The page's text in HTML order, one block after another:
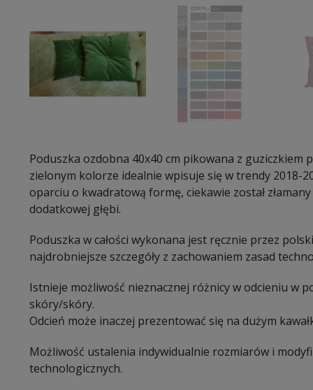
Poduszka ozdobna 40x40 cm pikowana z
zielonym kolorze idealnie wpisuje się w trendy 2018-
oparciu o kwadratową formę, ciekawie został
dodatkowej głębi.
Poduszka w całości wykonana jest ręcznie przez
najdrobniejsze szczegóły z zachowaniem zasad
Istnieje możliwość nieznacznej różnicy w odcieniu w
skóry/skóry.
Odcień może inaczej prezentować się na dużym
Możliwość ustalenia indywidualnie rozmiarów i
technologicznych.